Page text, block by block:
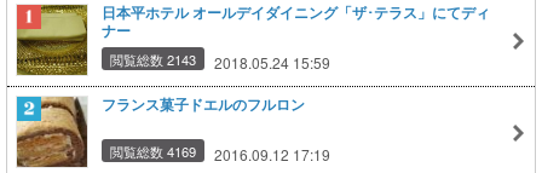
日本平ホテル オールデイダイニング「ザ･テラス」にてディ
ナー
閲覧総数 2143 2018.05.24 15:59
フランス菓子ドエルのフルロン
閲覧総数 4169 2016.09.12 17:19